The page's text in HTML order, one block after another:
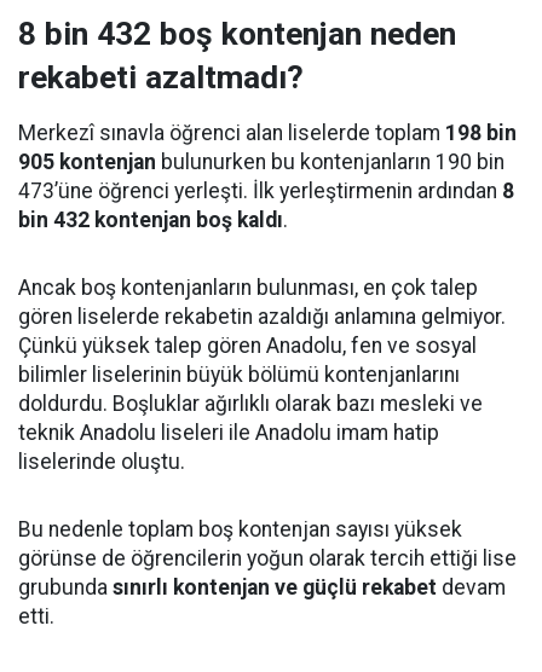
8 bin 432 boş kontenjan neden
rekabeti azaltmadı?
Merkezî sınavla öğrenci alan liselerde toplam 198 bin
905 kontenjan bulunurken bu kontenjanların 190 bin
473’üne öğrenci yerleşti. İlk yerleştirmenin ardından 8
bin 432 kontenjan boş kaldı.
Ancak boş kontenjanların bulunması, en çok talep
gören liselerde rekabetin azaldığı anlamına gelmiyor.
Çünkü yüksek talep gören Anadolu, fen ve sosyal
bilimler liselerinin büyük bölümü kontenjanlarını
doldurdu. Boşluklar ağırlıklı olarak bazı mesleki ve
teknik Anadolu liseleri ile Anadolu imam hatip
liselerinde oluştu.
Bu nedenle toplam boş kontenjan sayısı yüksek
görünse de öğrencilerin yoğun olarak tercih ettiği lise
grubunda sınırlı kontenjan ve güçlü rekabet devam
etti.